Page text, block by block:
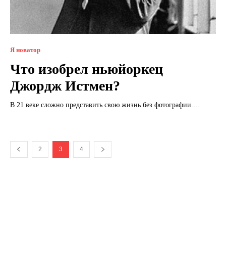
Я новатор
Что изобрел ньюйоркец
Джордж Истмен?
В 21 веке сложно представить свою жизнь без фотографии....
2 3 4